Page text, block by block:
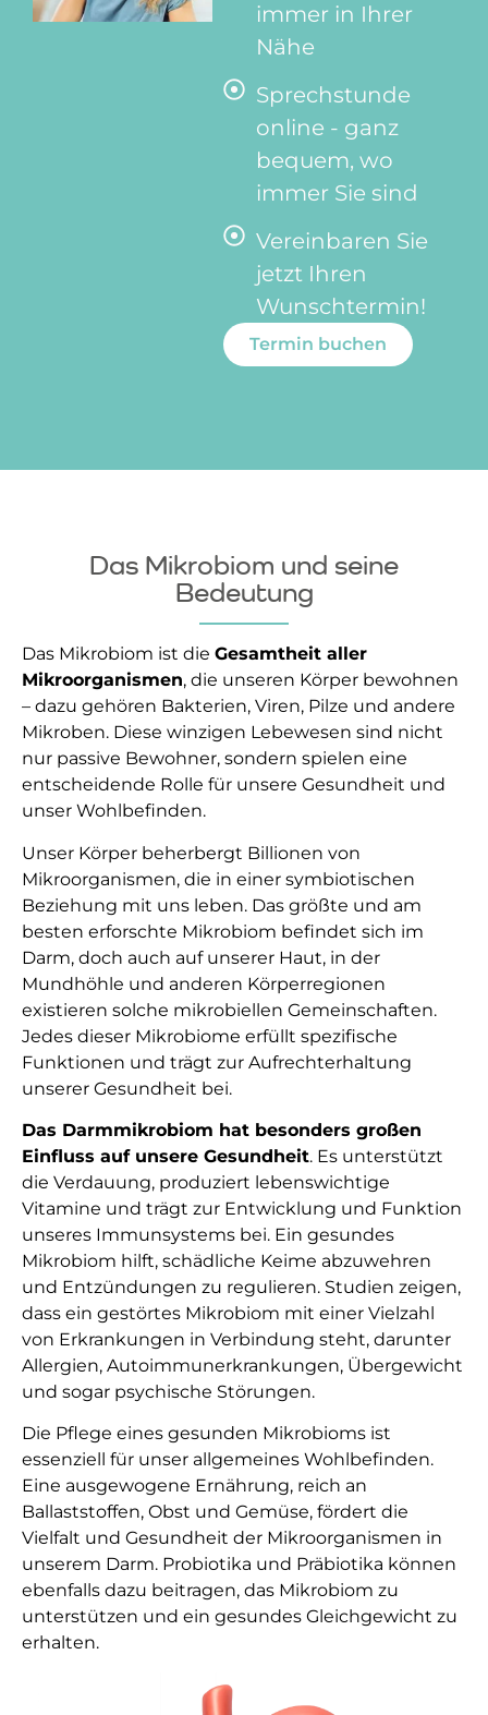
immer in Ihrer
Nähe
Sprechstunde
online - ganz
bequem, wo
immer Sie sind
Vereinbaren Sie
jetzt Ihren
Wunschtermin!
Termin buchen
Das Mikrobiom und seine
Bedeutung
Das Mikrobiom ist die Gesamtheit aller
Mikroorganismen, die unseren Körper bewohnen
– dazu gehören Bakterien, Viren, Pilze und andere
Mikroben. Diese winzigen Lebewesen sind nicht
nur passive Bewohner, sondern spielen eine
entscheidende Rolle für unsere Gesundheit und
unser Wohlbefinden.
Unser Körper beherbergt Billionen von
Mikroorganismen, die in einer symbiotischen
Beziehung mit uns leben. Das größte und am
besten erforschte Mikrobiom befindet sich im
Darm, doch auch auf unserer Haut, in der
Mundhöhle und anderen Körperregionen
existieren solche mikrobiellen Gemeinschaften.
Jedes dieser Mikrobiome erfüllt spezifische
Funktionen und trägt zur Aufrechterhaltung
unserer Gesundheit bei.
Das Darmmikrobiom hat besonders großen
Einfluss auf unsere Gesundheit. Es unterstützt
die Verdauung, produziert lebenswichtige
Vitamine und trägt zur Entwicklung und Funktion
unseres Immunsystems bei. Ein gesundes
Mikrobiom hilft, schädliche Keime abzuwehren
und Entzündungen zu regulieren. Studien zeigen,
dass ein gestörtes Mikrobiom mit einer Vielzahl
von Erkrankungen in Verbindung steht, darunter
Allergien, Autoimmunerkrankungen, Übergewicht
und sogar psychische Störungen.
Die Pflege eines gesunden Mikrobioms ist
essenziell für unser allgemeines Wohlbefinden.
Eine ausgewogene Ernährung, reich an
Ballaststoffen, Obst und Gemüse, fördert die
Vielfalt und Gesundheit der Mikroorganismen in
unserem Darm. Probiotika und Präbiotika können
ebenfalls dazu beitragen, das Mikrobiom zu
unterstützen und ein gesundes Gleichgewicht zu
erhalten.